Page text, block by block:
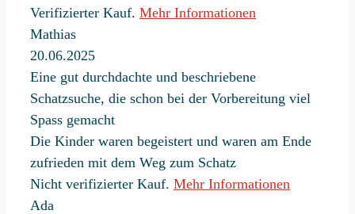
Verifizierter Kauf. Mehr Informationen
Mathias
20.06.2025
Eine gut durchdachte und beschriebene
Schatzsuche, die schon bei der Vorbereitung viel
Spass gemacht
Die Kinder waren begeistert und waren am Ende
zufrieden mit dem Weg zum Schatz
Nicht verifizierter Kauf. Mehr Informationen
Ada